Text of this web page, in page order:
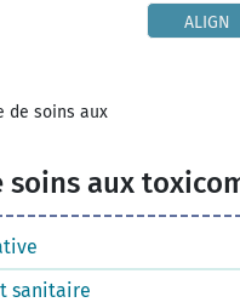
ALIGN
de soins aux
soins aux
sanitaire